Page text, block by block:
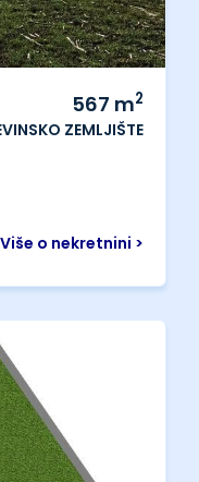
567 m2
ZEMLJIŠTE
Više o nekretnini >